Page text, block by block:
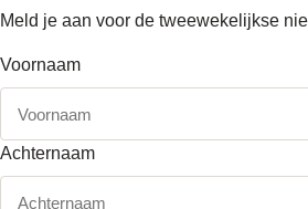
Meld je aan voor de tweewekelijkse
Voornaam
Achternaam